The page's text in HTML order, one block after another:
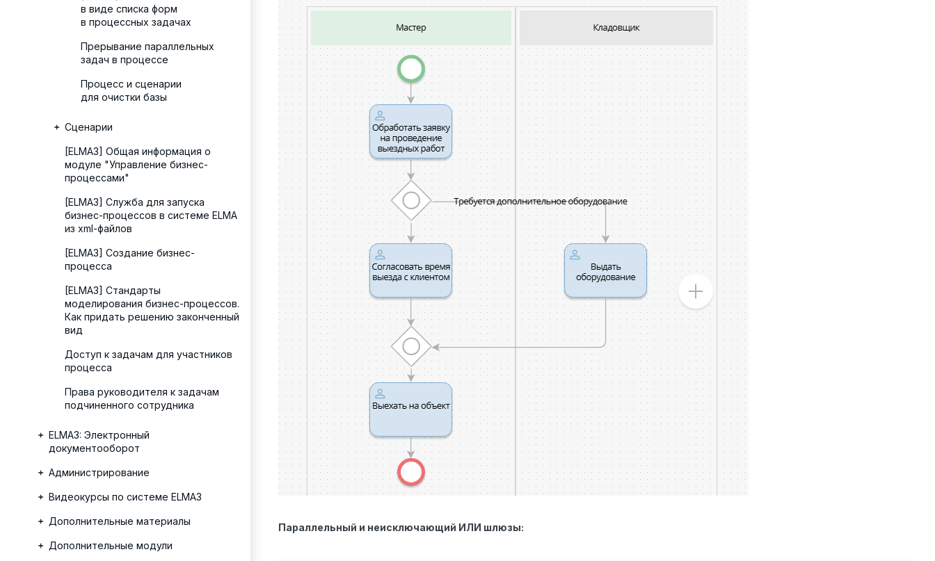
в виде списка форм
в процессных задачах
Прерывание параллельных
задач в процессе
Процесс и сценарии
для очистки базы
Сценарии
[ELMA3] Общая информация о
модуле "Управление бизнес-
процессами"
[ELMA3] Служба для запуска
бизнес-процессов в системе ELMA
из xml-файлов
[ELMA3] Создание бизнес-
процесса
[ELMA3] Стандарты
моделирования бизнес-процессов.
Как придать решению законченный
вид
Доступ к задачам для участников
процесса
Права руководителя к задачам
подчиненного сотрудника
ELMA3: Электронный
документооборот
Администрирование
Видеокурсы по системе ELMA3
Дополнительные материалы
Дополнительные модули
Параллельный и неисключающий ИЛИ шлюзы: